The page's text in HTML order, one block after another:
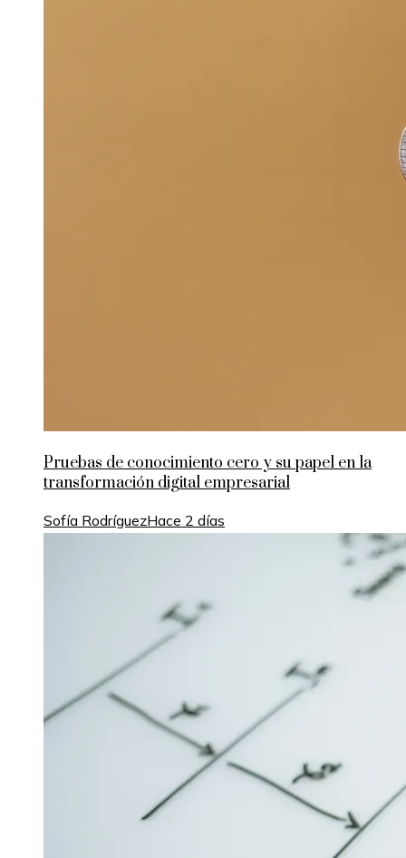
Pruebas de conocimiento cero y su papel en la
transformación digital empresarial
Sofía RodríguezHace 2 días